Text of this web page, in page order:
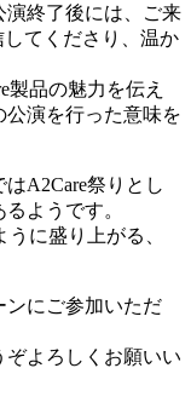
演終了後には、ご来
てくださり、温か
製品の魅力を伝え
演を行った意味を
A2Care祭りとし
ようです。
に盛り上がる、
ンにご参加いただ
よろしくお願いい